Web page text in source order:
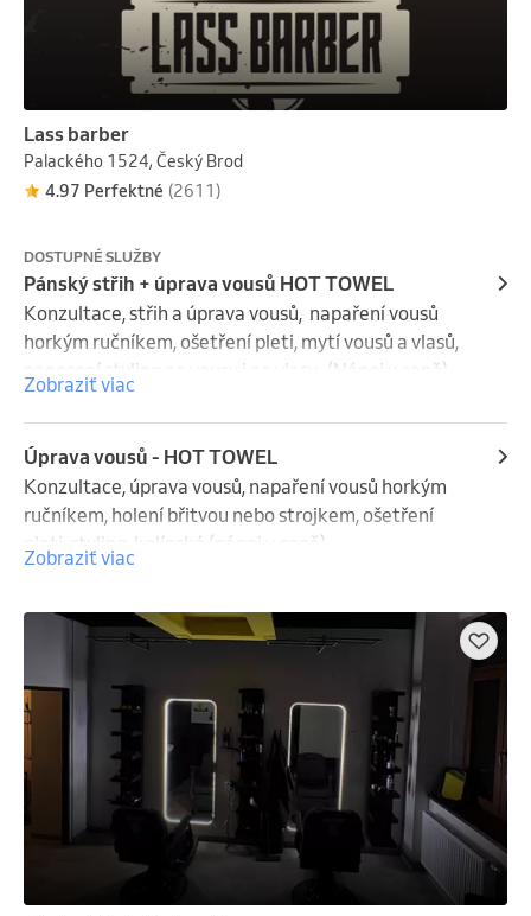
Lass barber
Palackého 1524, Český Brod
4.97 Perfektné (2611)
DOSTUPNÉ SLUŽBY
Pánský střih + úprava vousů HOT TOWEL
Konzultace, střih a úprava vousů,  napaření vousů
horkým ručníkem, ošetření pleti, mytí vousů a vlasů,
nanesení styling na vousy i na vlasy.  (Nápoj v ceně)
Zobraziť viac
Úprava vousů - HOT TOWEL
Konzultace, úprava vousů, napaření vousů horkým
ručníkem, holení břitvou nebo strojkem, ošetření
pleti, styling, kolínská (nápoj v ceně)
Zobraziť viac